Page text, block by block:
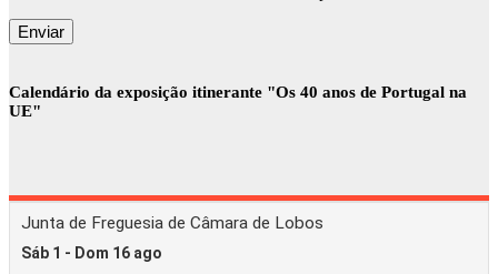
Calendário da exposição itinerante "Os 40 anos de Portugal na
UE"